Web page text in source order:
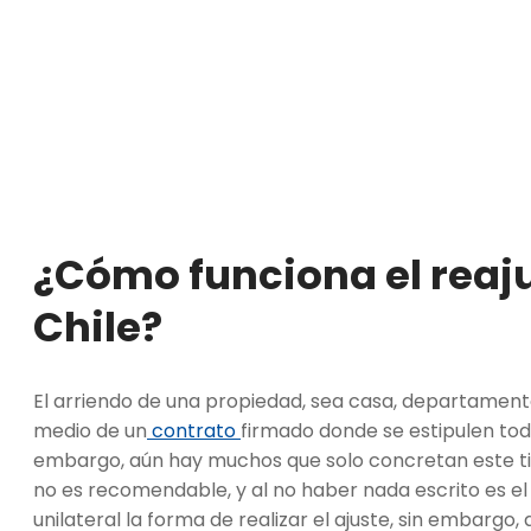
¿Cómo funciona el
Chile?
El arriendo de una propiedad, sea casa,
medio de un contrato firmado donde se estipulen
embargo, aún hay muchos que solo concretan este
no es recomendable, y al no haber nada escrito es
unilateral la forma de realizar el ajuste, sin